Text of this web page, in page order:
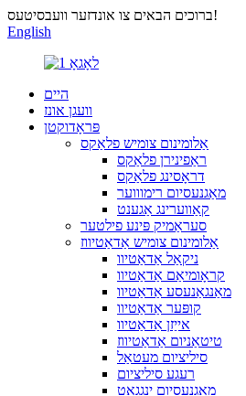
ברוכים הבאים צו אונדזער וועבסיטעס!
English
היים
וועגן אונז
פּראָדוקטן
אַלומינום צומיש פלאַקס
ראַפינירן פלאַקס
דראָסינג פלאַקס
מאַגנעסיום רימוווער
קאַווערינג אַגענט
סעראַמיק פּינע פילטער
אַלומינום צומיש אַדאַטיווז
ניקאַל אַדאַטיוו
קראָומיאַם אַדאַטיוו
מאַנגאַנעסע אַדאַטיוו
קופּער אַדאַטיוו
אייַזן אַדאַטיוו
טיטאַניום אַדאַטיווז
סיליציום מעטאַל
רעגע סיליציום
מאַגנעסיום ינגגאַט